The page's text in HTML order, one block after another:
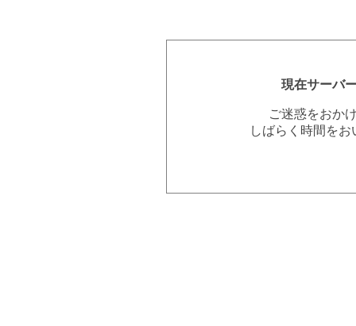
現在サーバ
ご迷惑をおか
しばらく時間を